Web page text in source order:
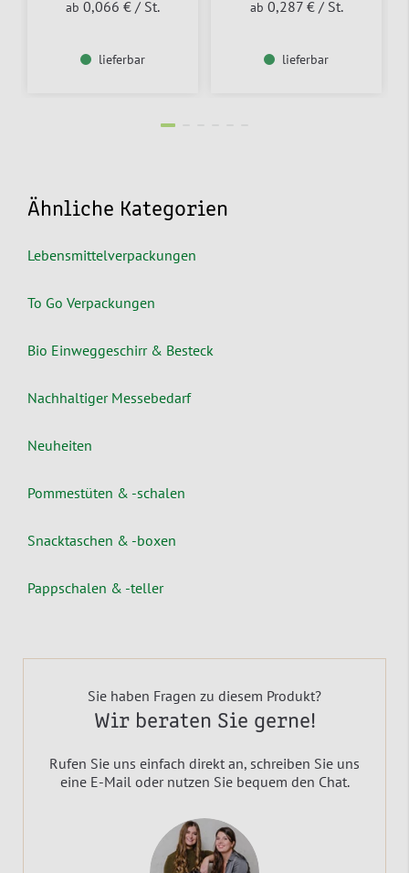
ab 0,066 € / St.
lieferbar
ab 0,287 € / St.
lieferbar
Ähnliche Kategorien
Lebensmittelverpackungen
To Go Verpackungen
Bio Einweggeschirr & Besteck
Nachhaltiger Messebedarf
Neuheiten
Pommestüten & -schalen
Snacktaschen & -boxen
Pappschalen & -teller
Sie haben Fragen zu diesem Produkt?
Wir beraten Sie gerne!
Rufen Sie uns einfach direkt an, schreiben Sie uns
eine E-Mail oder nutzen Sie bequem den Chat.